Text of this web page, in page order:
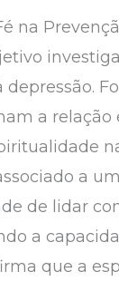
na
a
a
de lidar
a
que a